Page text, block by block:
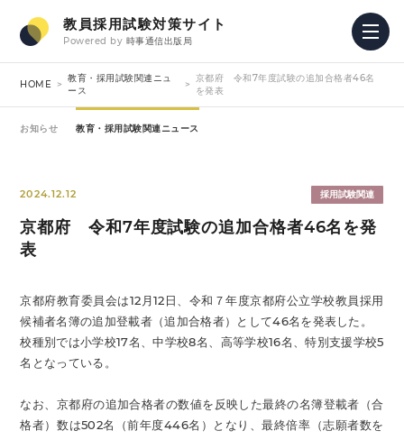
教員採用試験対策サイト
Powered by 時事通信出版局
HOME
教育・採用試験関連ニュ
ース
京都府 令和7年度試験の追加合格者46名
を発表
お知らせ 教育・採用試験関連ニュース
2024.12.12 採用試験関連
京都府 令和7年度試験の追加合格者46名を発
表
京都府教育委員会は12月12日、令和７年度京都府公立学校教員採用
候補者名簿の追加登載者（追加合格者）として46名を発表した。
校種別では小学校17名、中学校8名、高等学校16名、特別支援学校5
名となっている。
なお、京都府の追加合格者の数値を反映した最終の名簿登載者（合
格者）数は502名（前年度446名）となり、最終倍率（志願者数を